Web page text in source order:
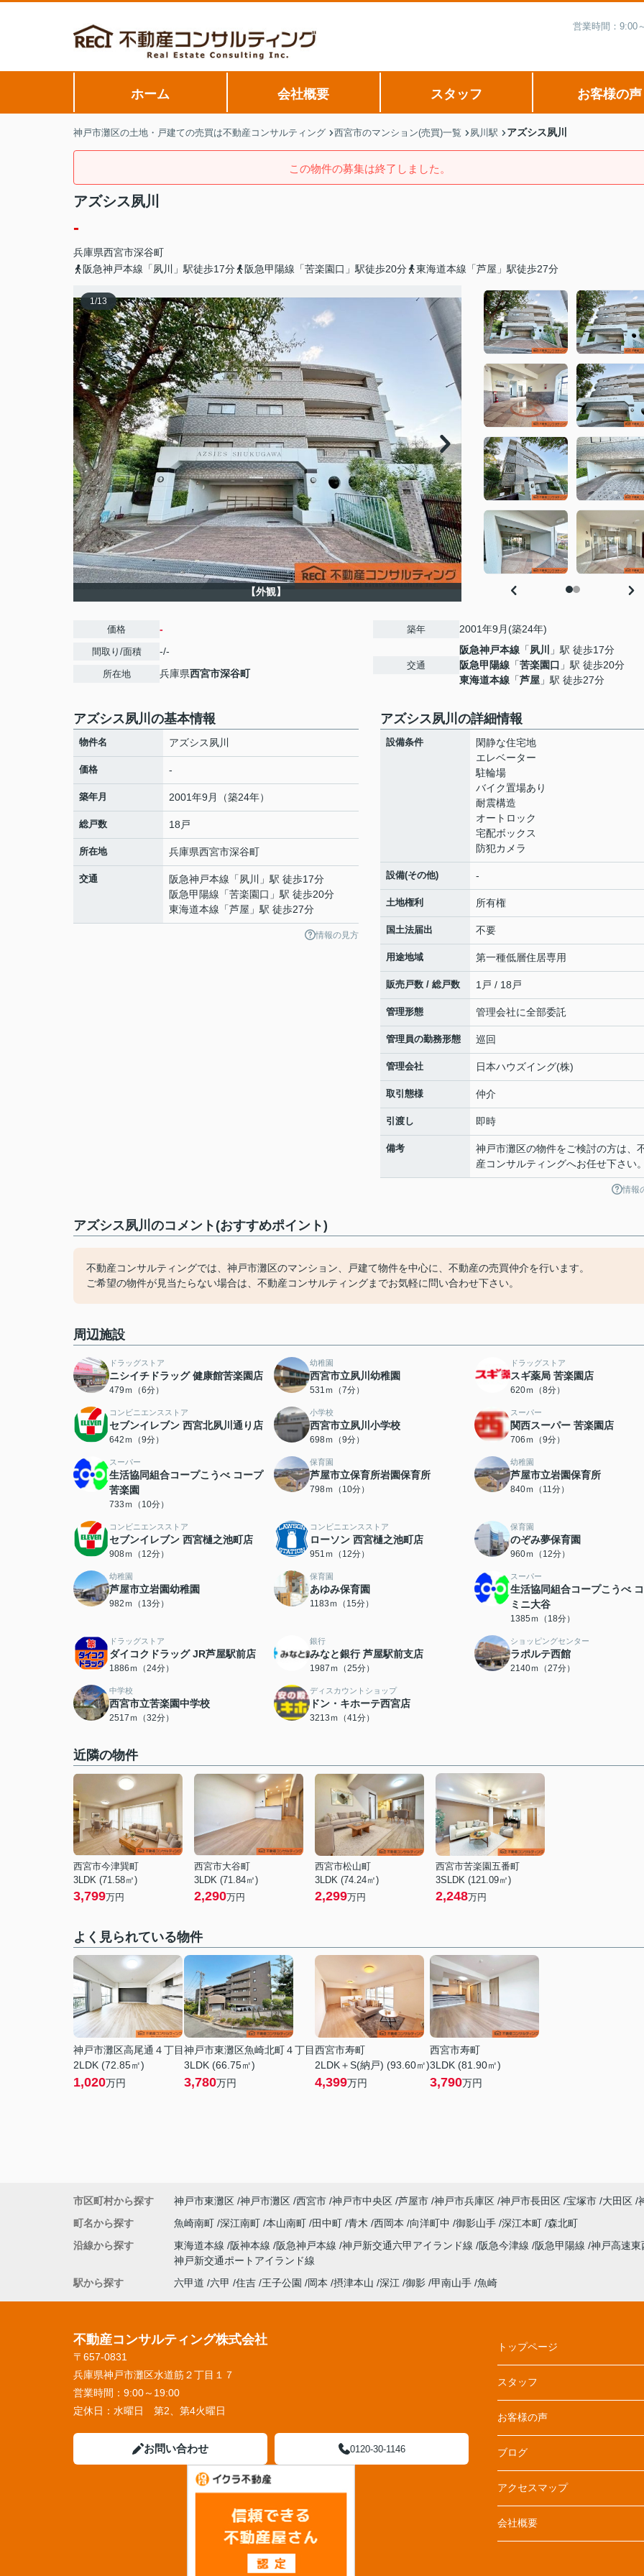
営業時間：
ホーム 会社概要 スタッフ お客様の声
神戸市灘区の土地・戸建ての売買は不動産コンサルティング 西宮市のマンション(売買)一覧 夙川駅 アズシス夙川
この物件の募集は終了しました。
アズシス夙川
-
兵庫県西宮市深谷町
阪急神戸本線「夙川」駅徒歩17分
阪急甲陽線「苦楽園口」駅徒歩20分 東海道本線「芦屋」駅徒歩27分
1/13
【外観】
価格 -
間取り/面積 -/-
所在地 兵庫県西宮市深谷町
築年 2001年9月(築24年)
交通
阪急神戸本線 「夙川
」駅 徒歩17分
阪急甲陽線 「苦楽園口 」駅 徒歩20分
東海道本線 「芦屋 」駅 徒歩27分
アズシス夙川の基本情報
物件名 アズシス夙川
価格 -
築年月 2001年9月（築24年）
総戸数 18戸
所在地 兵庫県西宮市深谷町
交通 阪急神戸本線 「夙川
」駅 徒歩17分
阪急甲陽線 「苦楽園口 」駅 徒歩20分
東海道本線 「芦屋 」駅 徒歩27分
情報の見方
アズシス夙川の詳細情報
設備条件
閑静な住宅地
エレベーター
駐輪場
バイク置場あり
耐震構造
オートロック
宅配ボックス
防犯カメラ
設備(その他) -
土地権利 所有権
国土法届出 不要
用途地域 第一種低層住居専用
販売戸数 / 総戸数 1戸 / 18戸
管理形態 管理会社に全部委託
管理員の勤務形態 巡回
管理会社 日本ハウズイング(株)
取引態様 仲介
引渡し 即時
備考
神戸市灘区の物件をご検討の方は、
産コンサルティングへお任せ下さい
情報
アズシス夙川のコメント(おすすめポイント)
不動産コンサルティングでは、神戸市灘区のマンション、戸建て物件を中心に、不動産の売買仲介を行います。
ご希望の物件が見当たらない場合は、不動産コンサルティングまでお気軽に問い合わせ下さい。
周辺施設
ドラッグストア
ニシイチドラッグ 健康館苦楽園店
479ｍ（6分）
幼稚園
西宮市立夙川幼稚園
531ｍ（7分）
ドラッグストア
スギ薬局 苦楽園店
620ｍ（8分）
コンビニエンスストア
セブンイレブン 西宮北夙川通り店
642ｍ（9分）
小学校
西宮市立夙川小学校
698ｍ（9分）
スーパー
関西スーパー 苦楽園店
706ｍ（9分）
スーパー
生活協同組合コープこうべ コープ
苦楽園
733ｍ（10分）
保育園
芦屋市立保育所岩園保育所
798ｍ（10分）
幼稚園
芦屋市立岩園保育所
840ｍ（11分）
コンビニエンスストア
セブンイレブン 西宮樋之池町店
908ｍ（12分）
コンビニエンスストア
ローソン 西宮樋之池町店
951ｍ（12分）
保育園
のぞみ夢保育園
960ｍ（12分）
幼稚園
芦屋市立岩園幼稚園
982ｍ（13分）
保育園
あゆみ保育園
1183ｍ（15分）
スーパー
生活協同組合コープこうべ
ミニ大谷
1385ｍ（18分）
ドラッグストア
ダイコクドラッグ JR芦屋駅前店
1886ｍ（24分）
銀行
みなと銀行 芦屋駅前支店
1987ｍ（25分）
ショッピングセンター
ラポルテ西館
2140ｍ（27分）
中学校
西宮市立苦楽園中学校
2517ｍ（32分）
ディスカウントショップ
ドン・キホーテ西宮店
3213ｍ（41分）
近隣の物件
西宮市今津巽町
3LDK (71.58㎡)
3,799万円
西宮市大谷町
3LDK (71.84㎡)
2,290万円
西宮市松山町
3LDK (74.24㎡)
2,299万円
西宮市苦楽園五番町
3SLDK (121.09㎡)
2,248万円
よく見られている物件
神戸市灘区高尾通４丁目
2LDK (72.85㎡)
1,020万円
神戸市東灘区魚崎北町４丁目
3LDK (66.75㎡)
3,780万円
西宮市寿町
2LDK＋S(納戸) (93.60㎡)
4,399万円
西宮市寿町
3LDK (81.90㎡)
3,790万円
市区町村から探す 神戸市東灘区 神戸市灘区 西宮市 神戸市中央区 芦屋市 神戸市兵庫区 神戸市長田区 宝塚市 大田区
町名から探す
魚崎南町 深江南町 本山南町 田中町 青木 西岡本 向洋町中 御影山手 深江本町 森北町
沿線から探す
東海道本線 阪神本線 阪急神戸本線 神戸新交通六甲アイランド線 阪急今津線 阪急甲陽線 神戸高速
神戸新交通ポートアイランド線
駅から探す
六甲道 六甲 住吉 王子公園 岡本 摂津本山 深江 御影 甲南山手 魚崎
不動産コンサルティング株式会社
〒657-0831
兵庫県神戸市灘区水道筋２丁目１７
営業時間： 9:00～19:00
定休日： 水曜日 第2、第4火曜日
お問い合わせ 0120-30-1146
トップページ
スタッフ
お客様の声
ブログ
アクセスマップ
会社概要